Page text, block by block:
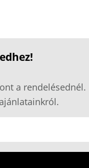
a rendelésednél.